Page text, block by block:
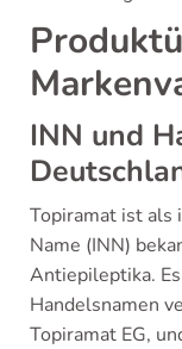
INN und
Topiramat ist als
Name (INN)
Antiepileptika.
Handelsnamen
Topiramat EG,